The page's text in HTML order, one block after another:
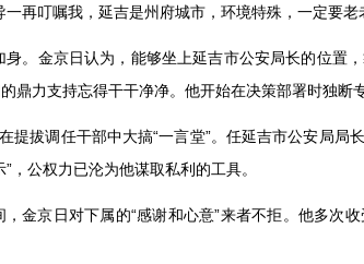
再叮嘱我，延吉是州府城市，环境特殊，一定要老
。金京日认为，能够坐上延吉市公安局长的位置
鼎力支持忘得干干净净。他开始在决策部署时独断
提拔调任干部中大搞“一言堂”。任延吉市公安局局
” ，公权力已沦为他谋取私利的工具。
，金京日对下属的“感谢和心意”来者不拒。他多次